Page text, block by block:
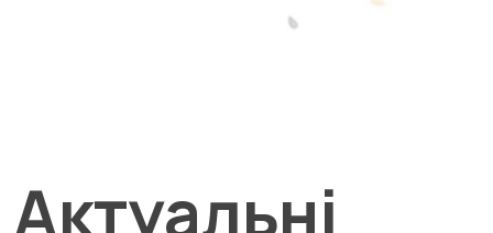
Актуальні